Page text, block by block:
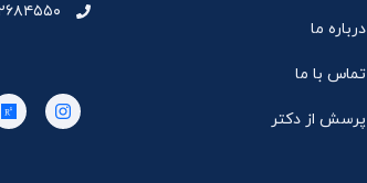
درباره ما
تماس با ما
پرسش از دکتر